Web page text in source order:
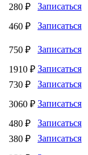
280 ₽
Записаться
460 ₽
Записаться
750 ₽
Записаться
1910 ₽ Записаться
730 ₽
Записаться
3060 ₽ Записаться
480 ₽
Записаться
380 ₽
Записаться